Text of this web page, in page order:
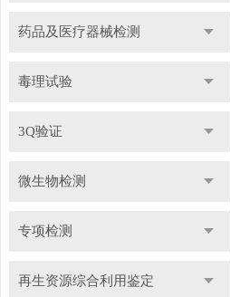
药品及医疗器械检测
毒理试验
3Q验证
微生物检测
专项检测
再生资源综合利用鉴定